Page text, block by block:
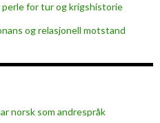
for tur og krigshistorie
og relasjonell motstand
norsk som andrespråk